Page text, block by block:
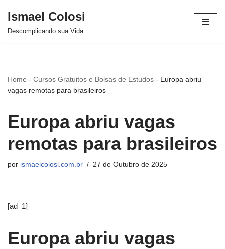
Avançar
Ismael Colosi
Descomplicando sua Vida
Home - Cursos Gratuitos e Bolsas de Estudos - Europa abriu
vagas remotas para brasileiros
Europa abriu vagas
remotas para brasileiros
por ismaelcolosi.com.br 27 de Outubro de 2025
[ad_1]
Europa abriu vagas